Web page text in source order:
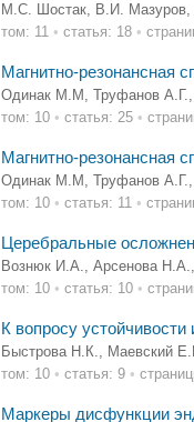
М.С. Шостак, В.И. Мазуров,
том: 11 • статья: 18 •
Магнитно-резонансная
Одинак М.М, Труфанов
том: 10 • статья: 25 •
Магнитно-резонансная
Одинак М.М, Труфанов
том: 10 • статья: 11 •
Церебральные
Вознюк И.А., Арсенова Н.А.,
том: 10 • статья: 10 •
К вопросу
Быстрова Н.К., Маевский
том: 10 • статья: 9 •
Маркеры дисфункции